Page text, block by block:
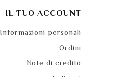
IL TUO ACCOUNT
Informazioni personali
Ordini
Note di credito